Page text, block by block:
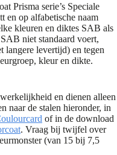
Prisma serie’s Speciale
en op alfabetische naam
kleuren en diktes SAB als
niet standaard voert,
langere levertijd) en tegen
kleur en dikte.
en dienen alleen
naar de stalen hieronder, in
of in de download
. Vraag bij twijfel over
(van 15 bij 7,5